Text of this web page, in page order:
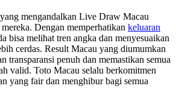
mengandalkan Live Draw Macau
Dengan memperhatikan keluaran
bisa melihat tren angka dan menyesuaikan
cerdas. Result Macau yang diumumkan
transparansi penuh dan memastikan semua
valid. Toto Macau selalu berkomitmen
yang fair dan menghibur bagi semua